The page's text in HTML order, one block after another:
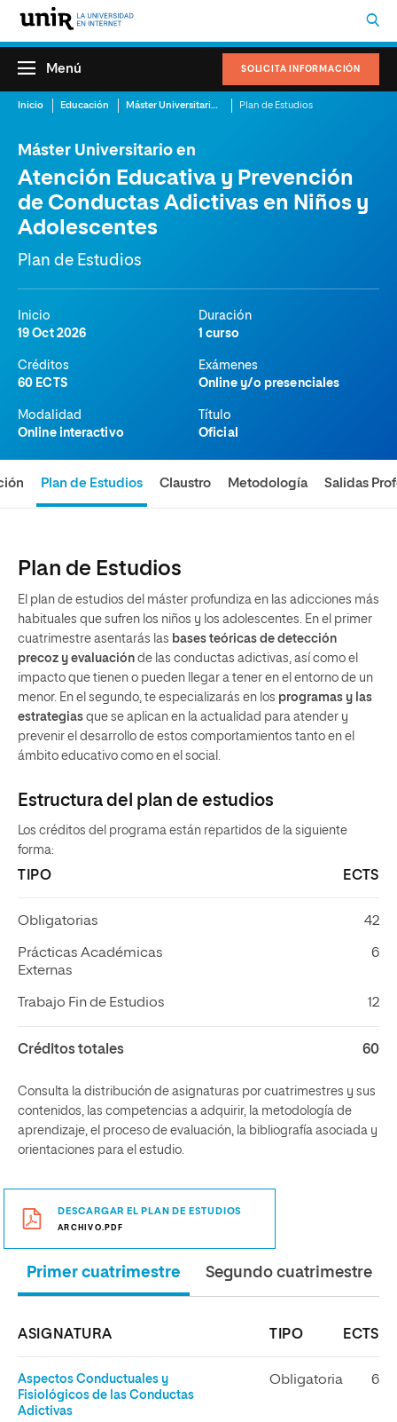
SOLICITA INFORMACIÓN
Menú
Inicio Educación Máster Universitario en Atención Educativa y Prevención de Conductas Adictivas en Niños y Adolescentes Plan de Estudios
Máster Universitario en
Atención Educativa y Prevención
de Conductas Adictivas en Niños y
Adolescentes
Plan de Estudios
Inicio
19 Oct 2026
Duración
1 curso
Créditos
60 ECTS
Exámenes
Online y/o presenciales
Modalidad
Online interactivo
Título
Oficial
Plan de Estudios Claustro Metodología Salidas
Plan de Estudios
El plan de estudios del máster profundiza en las adicciones más
habituales que sufren los niños y los adolescentes. En el primer
cuatrimestre asentarás las bases teóricas de detección
precoz y evaluación de las conductas adictivas, así como el
impacto que tienen o pueden llegar a tener en el entorno de un
menor. En el segundo, te especializarás en los programas y las
estrategias que se aplican en la actualidad para atender y
prevenir el desarrollo de estos comportamientos tanto en el
ámbito educativo como en el social.
Estructura del plan de estudios
Los créditos del programa están repartidos de la siguiente
forma:
TIPO ECTS
Obligatorias 42
Prácticas Académicas
Externas
6
Trabajo Fin de Estudios 12
Créditos totales 60
Consulta la distribución de asignaturas por cuatrimestres y sus
contenidos, las competencias a adquirir, la metodología de
aprendizaje, el proceso de evaluación, la bibliografía asociada y
orientaciones para el estudio.
DESCARGAR EL PLAN DE ESTUDIOS
ARCHIVO.PDF
Primer cuatrimestre Segundo cuatrimestre
ASIGNATURA TIPO ECTS
Aspectos Conductuales y
Fisiológicos de las Conductas
Adictivas
Obligatoria 6